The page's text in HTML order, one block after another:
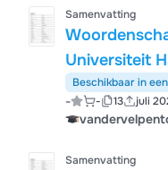
Samenvatting
Universiteit
Beschikbaar in
- - 13 juli
Samenvatting